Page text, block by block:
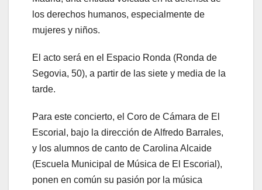
los derechos humanos, especialmente de
mujeres y niños.
El acto será en el Espacio Ronda (Ronda de
Segovia, 50), a partir de las siete y media de la
tarde.
Para este concierto, el Coro de Cámara de El
Escorial, bajo la dirección de Alfredo Barrales,
y los alumnos de canto de Carolina Alcaide
(Escuela Municipal de Música de El Escorial),
ponen en común su pasión por la música